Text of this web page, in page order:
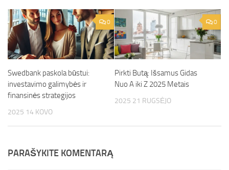
0
Swedbank paskola būstui:
investavimo galimybės ir
finansinės strategijos
2025 14 KOVO
0
Pirkti Butą: Išsamus Gidas
Nuo A iki Z 2025 Metais
2025 21 RUGSĖJO
PARAŠYKITE KOMENTARĄ